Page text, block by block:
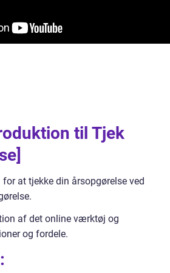
til Tjek
at tjekke din årsopgørelse ved
af det online værktøj og
og fordele.